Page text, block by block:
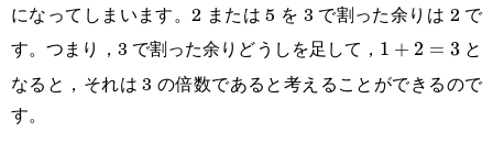
になってしまいます。2 または 5 を 3 で割った余りは 2 で
す。つまり，3 で割った余りどうしを足して， 1+2=3
1 + 2 = 3と
なると，それは 3 の倍数であると考えることができるので
す。